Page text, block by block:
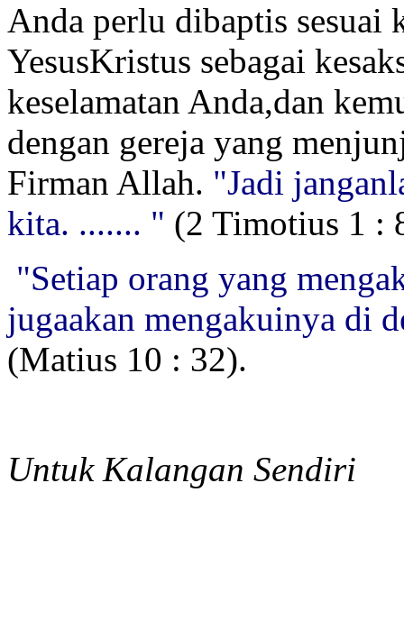
Anda perlu dibaptis sesuai
YesusKristus sebagai
keselamatan Anda,dan
dengan gereja yang
Firman Allah. "Jadi
kita. ....... " (2 Timotius 1 :
"Setiap orang yang
jugaakan mengakuinya di
(Matius 10 : 32).
Untuk Kalangan Sendiri